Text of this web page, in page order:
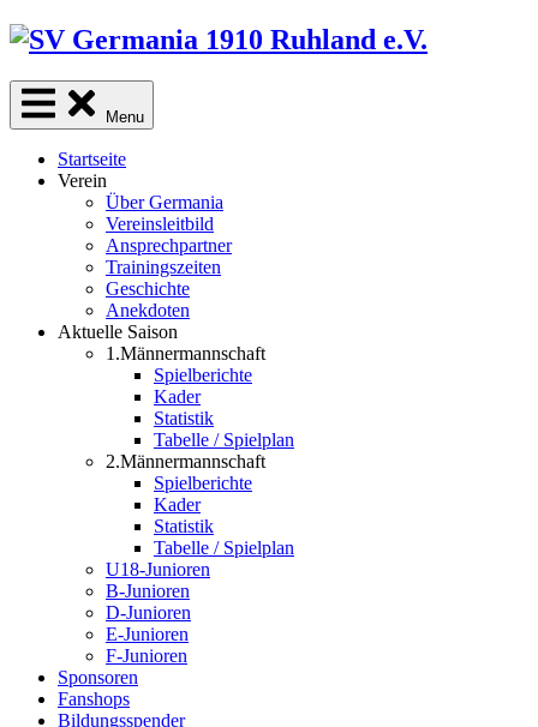
Skip
content
Menu
Startseite
Verein
Über Germania
Vereinsleitbild
Ansprechpartner
Trainingszeiten
Geschichte
Anekdoten
Aktuelle Saison
1.Männermannschaft
Spielberichte
Kader
Statistik
Tabelle / Spielplan
2.Männermannschaft
Spielberichte
Kader
Statistik
Tabelle / Spielplan
U18-Junioren
B-Junioren
D-Junioren
E-Junioren
F-Junioren
Sponsoren
Fanshops
Bildungsspender